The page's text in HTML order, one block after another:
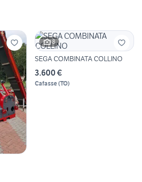
8
SEGA COMBINATA COLLINO
3.600 €
Cafasse(TO)